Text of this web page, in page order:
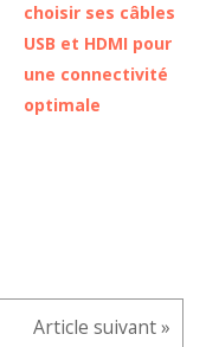
choisir ses câbles
USB et HDMI pour
une connectivité
optimale